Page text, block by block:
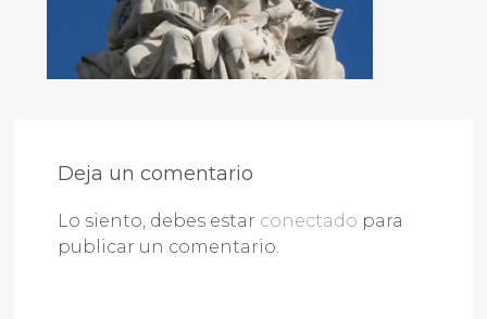
Deja un comentario
Lo siento, debes estar conectado para
publicar un comentario.